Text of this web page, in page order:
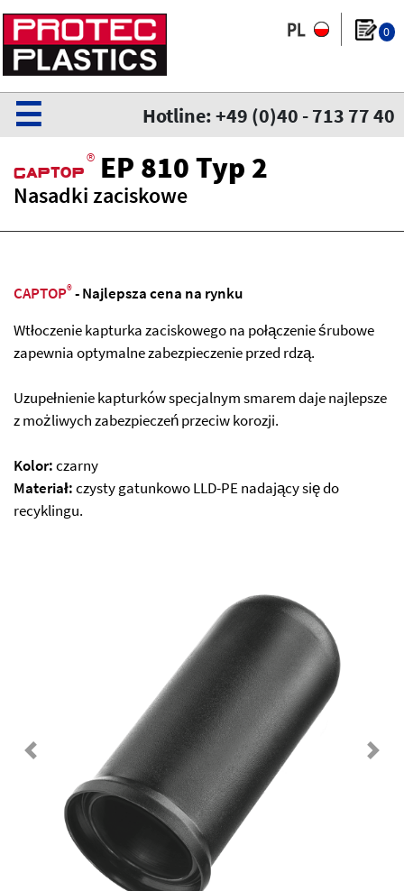
0
Hotline: +49 (0)40 - 713 77 40
☰
CaPtoP ® EP 810 Typ 2
Nasadki zaciskowe
CAPTOP®- Najlepsza cena na rynku
Wtłoczenie kapturka zaciskowego na połączenie śrubowe
zapewnia optymalne zabezpieczenie przed rdzą.
Uzupełnienie kapturków specjalnym smarem daje najlepsze
z możliwych zabezpieczeń przeciw korozji.
Kolor:czarny
Materiał:czysty gatunkowo LLD-PE nadający się do
recyklingu.
Previous Next